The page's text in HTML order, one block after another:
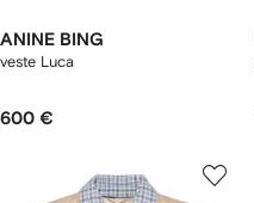
ANINE BING
veste Luca
600 €